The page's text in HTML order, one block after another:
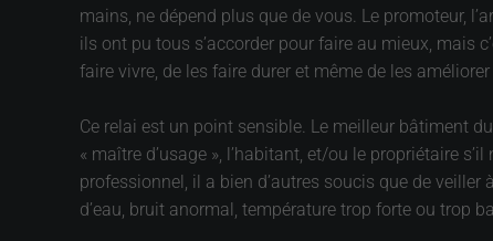
mains, ne dépend plus que de vous. Le promoteur,
ils ont pu tous s’accorder pour faire au mieux, mais
faire vivre, de les faire durer et même de les
Ce relai est un point sensible. Le meilleur bâtiment
« maître d’usage », l’habitant, et/ou le propriétaire
professionnel, il a bien d’autres soucis que de
d’eau, bruit anormal, température trop forte ou trop